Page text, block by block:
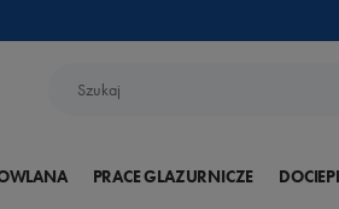
PRACE GLAZURNICZE